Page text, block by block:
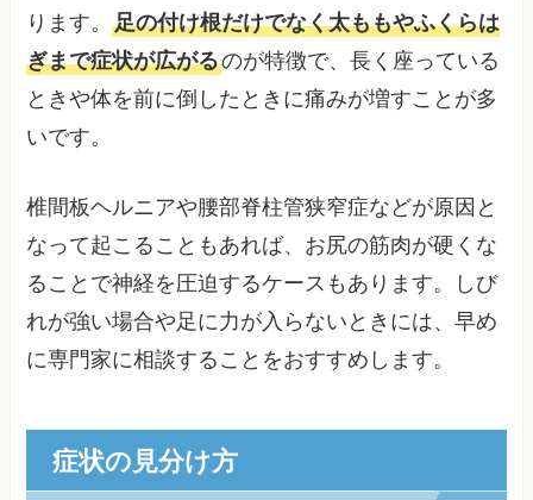
ります。足の付け根だけでなく太ももやふくらは
ぎまで症状が広がるのが特徴で、長く座っている
ときや体を前に倒したときに痛みが増すことが多
いです。
椎間板ヘルニアや腰部脊柱管狭窄症などが原因と
なって起こることもあれば、お尻の筋肉が硬くな
ることで神経を圧迫するケースもあります。しび
れが強い場合や足に力が入らないときには、早め
に専門家に相談することをおすすめします。
症状の見分け方